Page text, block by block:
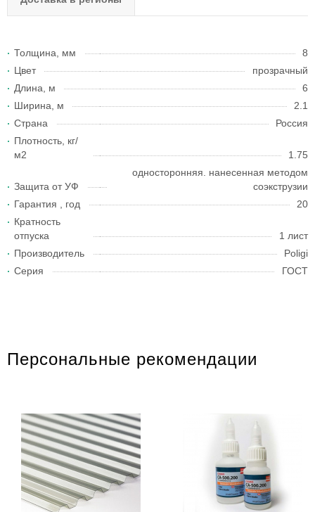
Толщина, мм
8
Цвет
прозрачный
Длина, м
6
Ширина, м
2.1
Страна
Россия
Плотность, кг/
м2
1.75
Защита от УФ
односторонняя. нанесенная методом
соэкструзии
Гарантия , год
20
Кратность
отпуска
1 лист
Производитель
Poligi
Серия
ГОСТ
Персональные рекомендации